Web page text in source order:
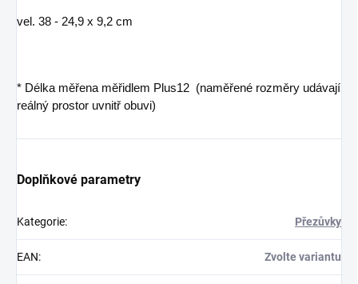
vel. 38 - 24,9 x 9,2 cm
* Délka měřena měřidlem Plus12 (naměřené rozměry udávají
reálný prostor uvnitř obuvi)
Doplňkové parametry
Kategorie: Přezůvky
EAN: Zvolte variantu